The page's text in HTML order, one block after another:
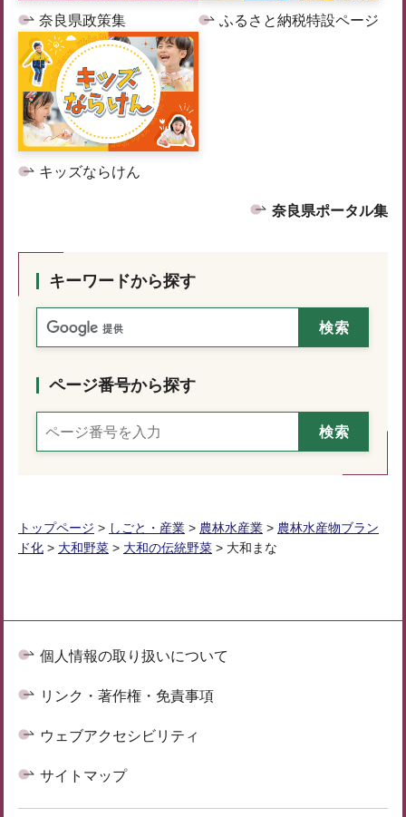
奈良県政策集 ふるさと納税特設ページ
キッズならけん
奈良県ポータル集
キーワードから探す
ページ番号から探す
トップページ > しごと・産業 > 農林水産業 > 農林水産物ブラン
ド化 > 大和野菜 > 大和の伝統野菜 > 大和まな
個人情報の取り扱いについて
リンク・著作権・免責事項
ウェブアクセシビリティ
サイトマップ